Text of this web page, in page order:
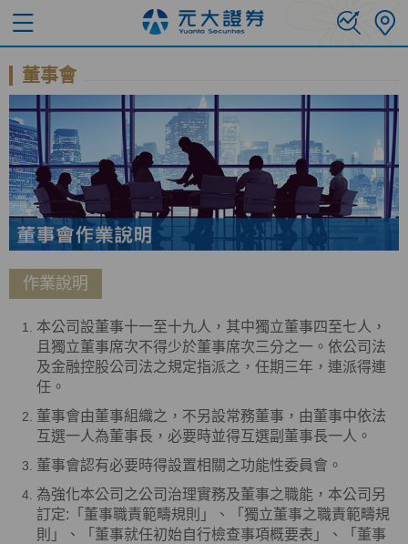
董事會
作業說明
本公司設董事十一至十九人，其中獨立董事四至七人，
且獨立董事席次不得少於董事席次三分之一。依公司法
及金融控股公司法之規定指派之，任期三年，連派得連
任。
董事會由董事組織之，不另設常務董事，由董事中依法
互選一人為董事長，必要時並得互選副董事長一人。
董事會認有必要時得設置相關之功能性委員會。
為強化本公司之公司治理實務及董事之職能，本公司另
訂定:「董事職責範疇規則」、「獨立董事之職責範疇規
則」、「董事就任初始自行檢查事項概要表」、「董事